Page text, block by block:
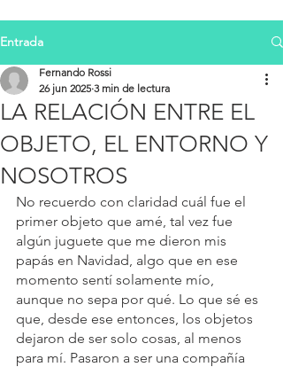
Entrada
LA RELACIÓN ENTRE EL
OBJETO, EL ENTORNO Y
NOSOTROS
Fernando Rossi
26 jun 2025 3 min de lectura
No recuerdo con claridad cuál fue el
primer objeto que amé, tal vez fue
algún juguete que me dieron mis
papás en Navidad, algo que en ese
momento sentí solamente mío,
aunque no sepa por qué. Lo que sé es
que, desde ese entonces, los objetos
dejaron de ser solo cosas, al menos
para mí. Pasaron a ser una compañía